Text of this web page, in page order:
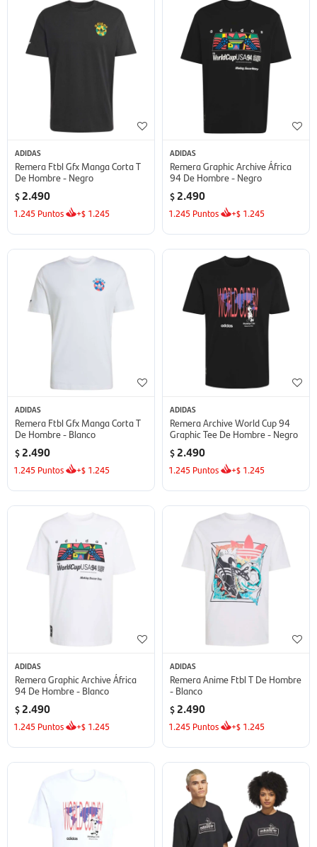
ADIDAS
Remera Ftbl Gfx Manga Corta T
De Hombre - Negro
$ 2.490
1.245 Puntos +$ 1.245
ADIDAS
Remera Graphic Archive África
94 De Hombre - Negro
$ 2.490
1.245 Puntos +$ 1.245
ADIDAS
Remera Ftbl Gfx Manga Corta T
De Hombre - Blanco
$ 2.490
1.245 Puntos +$ 1.245
ADIDAS
Remera Archive World Cup 94
Graphic Tee De Hombre - Negro
$ 2.490
1.245 Puntos +$ 1.245
ADIDAS
Remera Graphic Archive África
94 De Hombre - Blanco
$ 2.490
1.245 Puntos +$ 1.245
ADIDAS
Remera Anime Ftbl T De Hombre
- Blanco
$ 2.490
1.245 Puntos +$ 1.245